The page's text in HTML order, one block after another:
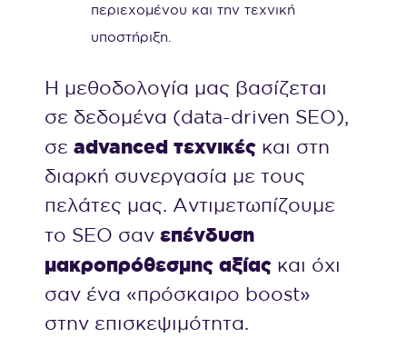
περιεχομένου και την τεχνική
υποστήριξη.
Η μεθοδολογία μας βασίζεται
σε δεδομένα (data-driven SEO),
σε advanced τεχνικές και στη
διαρκή συνεργασία με τους
πελάτες μας. Αντιμετωπίζουμε
το SEO σαν επένδυση
μακροπρόθεσμης αξίας και όχι
σαν ένα «πρόσκαιρο boost»
στην επισκεψιμότητα.